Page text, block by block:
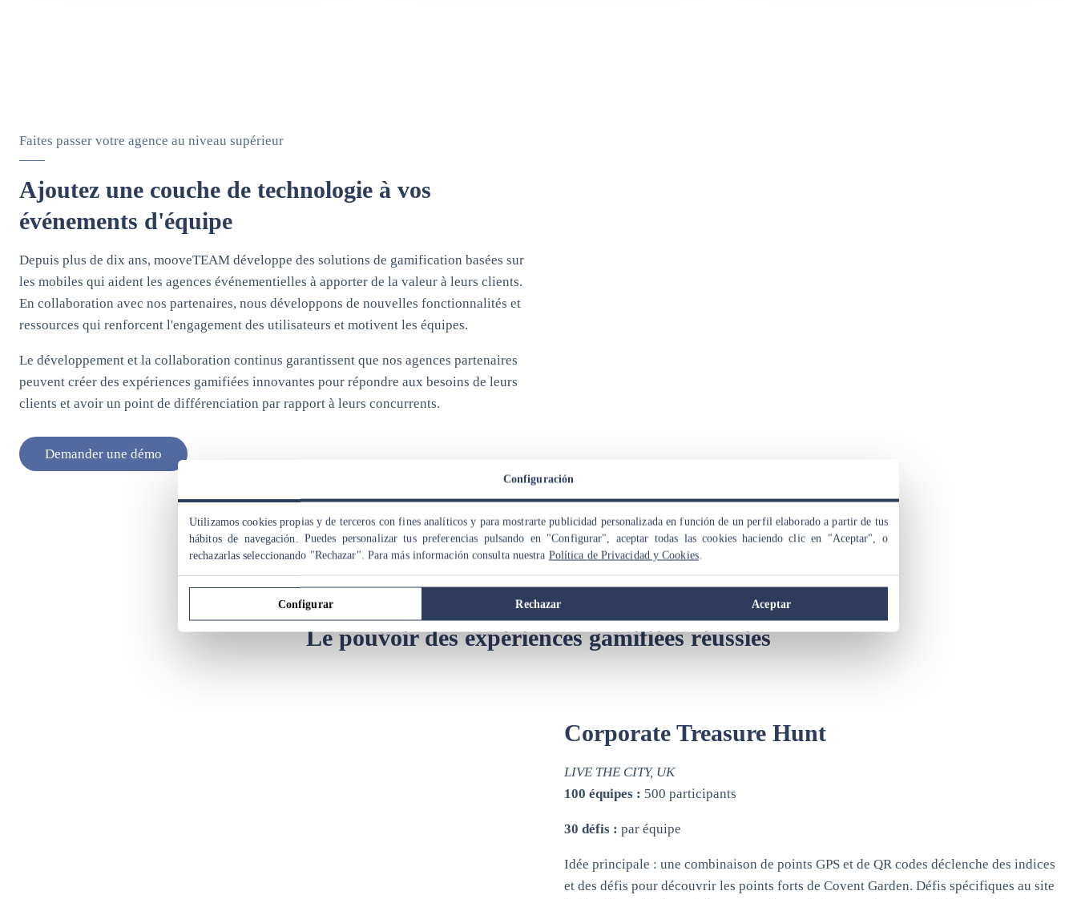
Faites passer votre agence au niveau supérieur
Ajoutez une couche de technologie à vos
événements d'équipe
Depuis plus de dix ans, mooveTEAM développe des solutions de gamification basées sur
les mobiles qui aident les agences événementielles à apporter de la valeur à leurs clients.
En collaboration avec nos partenaires, nous développons de nouvelles fonctionnalités et
ressources qui renforcent l'engagement des utilisateurs et motivent les équipes.
Le développement et la collaboration continus garantissent que nos agences partenaires
peuvent créer des expériences gamifiées innovantes pour répondre aux besoins de leurs
clients et avoir un point de différenciation par rapport à leurs concurrents.
Demander une démo
Le pouvoir des expériences gamifiées réussies
Corporate Treasure Hunt
LIVE THE CITY, UK
100 équipes : 500 participants
30 défis : par équipe
Idée principale : une combinaison de points GPS et de QR codes déclenche des indices
et des défis pour découvrir les points forts de Covent Garden. Défis spécifiques au site
Configuración
Utilizamos cookies propias y de terceros con fines analíticos y para mostrarte publicidad personalizada en función de un perfil elaborado a partir de tus
hábitos de navegación. Puedes personalizar tus preferencias pulsando en "Configurar", aceptar todas las cookies haciendo clic en "Aceptar", o
rechazarlas seleccionando "Rechazar". Para más información consulta nuestra Política de Privacidad y Cookies.
Configurar Rechazar Aceptar